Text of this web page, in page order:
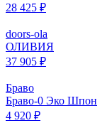
28 425 ₽
doors-ola
ОЛИВИЯ
37 905 ₽
Браво
Браво-0 Эко Шпон
4 920 ₽